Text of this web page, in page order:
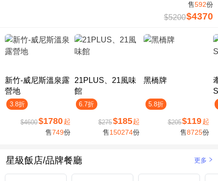
售592份
$5200$4370
新竹-威尼斯溫泉露
營地
3.8折
$4600$1780 起
售749份
21PLUS、21風味
館
6.7折
$275$185起
售150274份
黑橋牌
5.8折
$205$119 起
售8725份
星級飯店/品牌餐廳 更多